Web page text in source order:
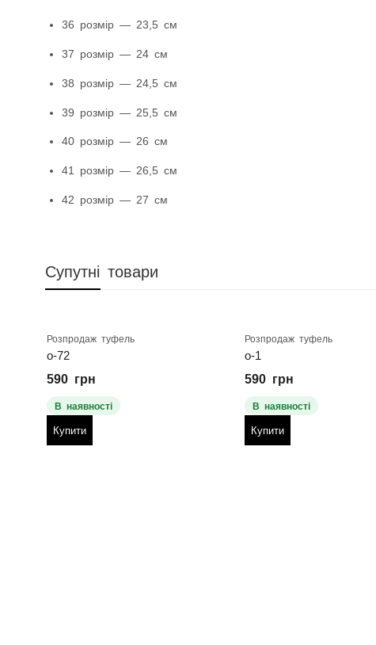
36 розмір — 23,5 см
37 розмір — 24 см
38 розмір — 24,5 см
39 розмір — 25,5 см
40 розмір — 26 см
41 розмір — 26,5 см
42 розмір — 27 см
Супутні товари
Розпродаж туфель
о-72
590 грн
В наявності
Купити
Розпродаж туфель
о-1
590 грн
В наявності
Купити